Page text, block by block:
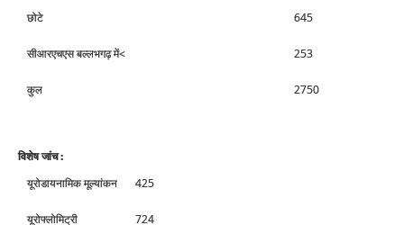
छोटे 645
सीआरएचएस बल्‍लभगढ़ में< 253
कुल 2750
विशेष जांच :
यूरोडायनामिक मूल्‍यांकन
425
यूरोफ्लोमिट्री 724